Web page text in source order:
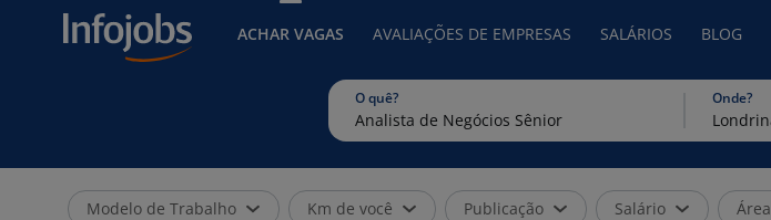
ACHAR VAGAS AVALIAÇÕES DE EMPRESAS SALÁRIOS BLOG
O quê? Onde?
Modelo de Trabalho Km de você Publicação Salário Área